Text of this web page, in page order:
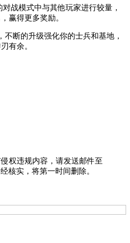
战模式中与其他玩家进行较量，
赢得更多奖励。
不断的升级强化你的士兵和基地，
有余。
权违规内容，请发送邮件至
核实，将第一时间删除。